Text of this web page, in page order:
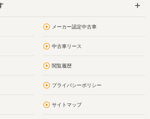
メーカー認定中古車
中古車リース
閲覧履歴
プライバシーポリシー
サイトマップ